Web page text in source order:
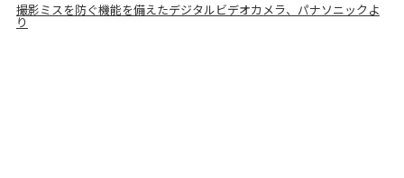
撮影ミスを防ぐ機能を備えたデジタルビデオカメラ、パナソニックよ
り